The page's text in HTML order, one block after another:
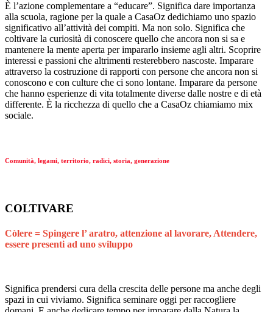
È l’azione complementare a “educare”. Significa dare importanza
alla scuola, ragione per la quale a CasaOz dedichiamo uno spazio
significativo all’attività dei compiti. Ma non solo. Significa che
coltivare la curiosità di conoscere quello che ancora non si sa e
mantenere la mente aperta per impararlo insieme agli altri. Scoprire
interessi e passioni che altrimenti resterebbero nascoste. Imparare
attraverso la costruzione di rapporti con persone che ancora non si
conoscono e con culture che ci sono lontane. Imparare da persone
che hanno esperienze di vita totalmente diverse dalle nostre e di età
differente. È la ricchezza di quello che a CasaOz chiamiamo mix
sociale.
Comunità, legami, territorio, radici, storia, generazione
COLTIVARE
Còlere = Spingere l’ aratro, attenzione al lavorare, Attendere,
essere presenti ad uno sviluppo
Significa prendersi cura della crescita delle persone ma anche degli
spazi in cui viviamo. Significa seminare oggi per raccogliere